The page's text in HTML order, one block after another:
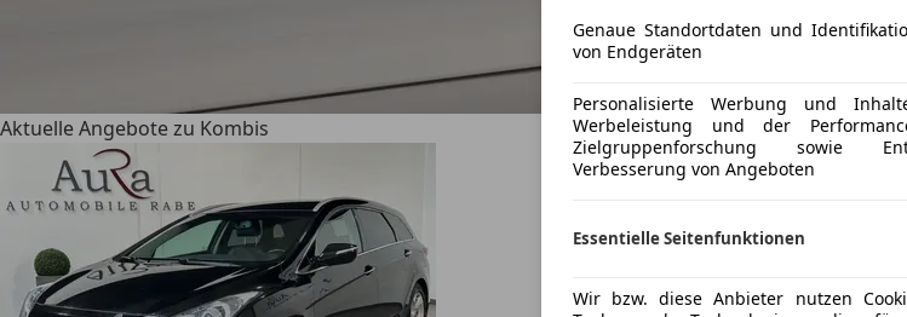
Aktuelle Angebote zu Kombis
Genaue Standortdaten und
von Endgeräten
Personalisierte Werbung und
Werbeleistung und der
Zielgruppenforschung sowie
Verbesserung von Angeboten
Essentielle Seitenfunktionen
Wir bzw. diese Anbieter nutzen